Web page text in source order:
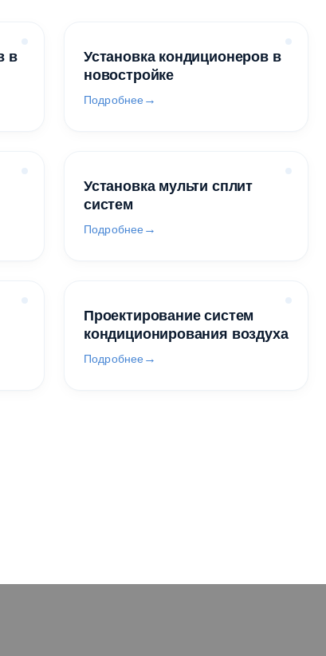
в
Установка кондиционеров в
новостройке
Подробнее
Установка мульти сплит
систем
Подробнее
Проектирование систем
кондиционирования воздуха
Подробнее